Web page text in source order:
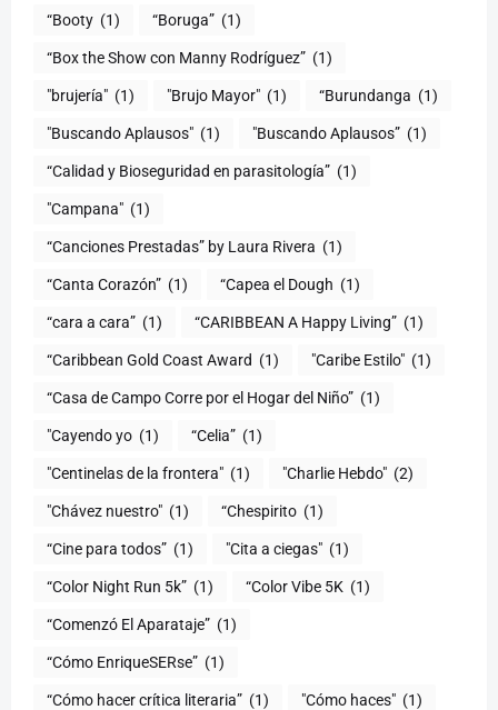
“Booty (1) “Boruga” (1)
“Box the Show con Manny Rodríguez” (1)
"brujería" (1) "Brujo Mayor" (1) “Burundanga (1)
"Buscando Aplausos" (1) "Buscando Aplausos” (1)
(1)
"Campana" (1)
“Canciones Prestadas” by Laura Rivera (1)
“Canta Corazón” (1) “Capea el Dough (1)
“cara a cara” (1) “CARIBBEAN A Happy Living” (1)
(1) "Caribe Estilo" (1)
“Casa de Campo Corre por el Hogar del Niño” (1)
"Cayendo yo (1) (1)
"Centinelas de la frontera" (1) "Charlie Hebdo" (2)
"Chávez nuestro" (1) “Chespirito (1)
“Cine para todos” (1) "Cita a ciegas" (1)
“Color Night Run 5k” (1) “Color Vibe 5K (1)
“Comenzó El Aparataje” (1)
“Cómo EnriqueSERse” (1)
(1) "Cómo haces" (1)